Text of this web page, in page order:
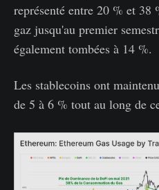
représenté entre 20 % et 38
gaz jusqu'au premier
également tombées à 14 %.
Les stablecoins ont
de 5 à 6 % tout au long de